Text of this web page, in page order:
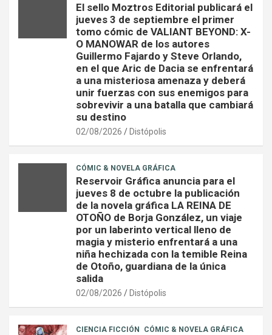
El sello Moztros Editorial publicará el
jueves 3 de septiembre el primer
tomo cómic de VALIANT BEYOND: X-
O MANOWAR de los autores
Guillermo Fajardo y Steve Orlando,
en el que Aric de Dacia se enfrentará
a una misteriosa amenaza y deberá
unir fuerzas con sus enemigos para
sobrevivir a una batalla que cambiará
su destino
02/08/2026 Distópolis
CÓMIC & NOVELA GRÁFICA
Reservoir Gráfica anuncia para el
jueves 8 de octubre la publicación
de la novela gráfica LA REINA DE
OTOÑO de Borja González, un viaje
por un laberinto vertical lleno de
magia y misterio enfrentará a una
niña hechizada con la temible Reina
de Otoño, guardiana de la única
salida
02/08/2026 Distópolis
CIENCIA FICCIÓN CÓMIC & NOVELA GRÁFICA